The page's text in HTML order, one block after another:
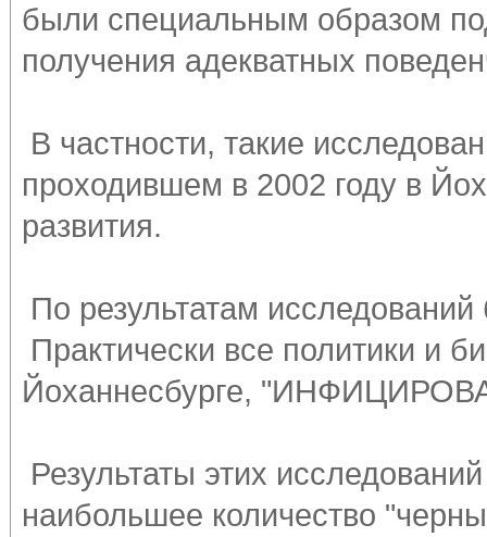
были специальным образом
получения адекватных
В частности, такие
проходившем в 2002 году в
развития.
По результатам
Практически все политики и
Йоханнесбурге,
Результаты этих
наибольшее количество